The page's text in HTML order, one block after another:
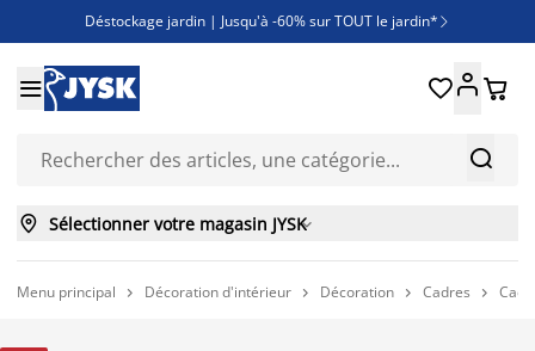
Déstockage jardin | Jusqu'à -60% sur TOUT le jardin* 
Jusqu'à -50% sur une sélection literie
Découvrez les nouveautés de la collection


 
 Sélectionner votre magasin JYSK
Menu principal  Décoration d'intérieur  Décoration  Cadres 